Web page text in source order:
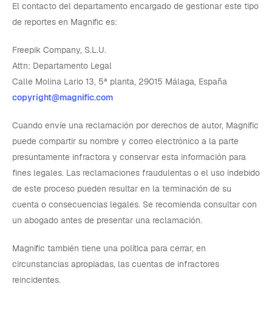
El contacto del departamento encargado de gestionar este tipo
de reportes en Magnific es:
Freepik Company, S.L.U.
Attn: Departamento Legal
Calle Molina Lario 13, 5ª planta, 29015 Málaga, España
copyright@magnific.com
Cuando envíe una reclamación por derechos de autor, Magnific
puede compartir su nombre y correo electrónico a la parte
presuntamente infractora y conservar esta información para
fines legales. Las reclamaciones fraudulentas o el uso indebido
de este proceso pueden resultar en la terminación de su
cuenta o consecuencias legales. Se recomienda consultar con
un abogado antes de presentar una reclamación.
Magnific también tiene una política para cerrar, en
circunstancias apropiadas, las cuentas de infractores
reincidentes.